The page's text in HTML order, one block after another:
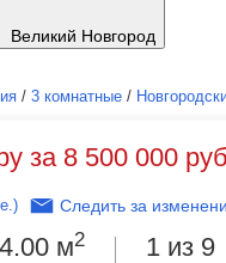
Великий Новгород
/ 3 комнатные /
за 8 500 000
Следить за
м2 1 из 9